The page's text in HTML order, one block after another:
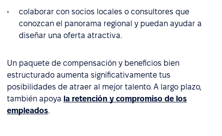
colaborar con socios locales o consultores que
conozcan el panorama regional y puedan ayudar a
diseñar una oferta atractiva.
Un paquete de compensación y beneficios bien
estructurado aumenta significativamente tus
posibilidades de atraer al mejor talento. A largo plazo,
también apoya la retención y compromiso de los
empleados.